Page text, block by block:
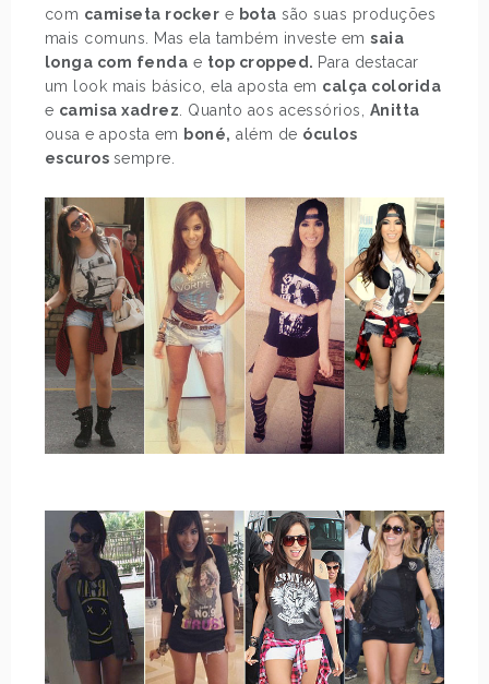
com camiseta rocker e bota são suas produções
mais comuns. Mas ela também investe emsaia
longa com fenda e top cropped. Para destacar
um look mais básico, ela aposta em calça colorida
e camisa xadrez . Quanto aos acessórios, Anitta
ousa e aposta em boné, além de óculos
escuros sempre.